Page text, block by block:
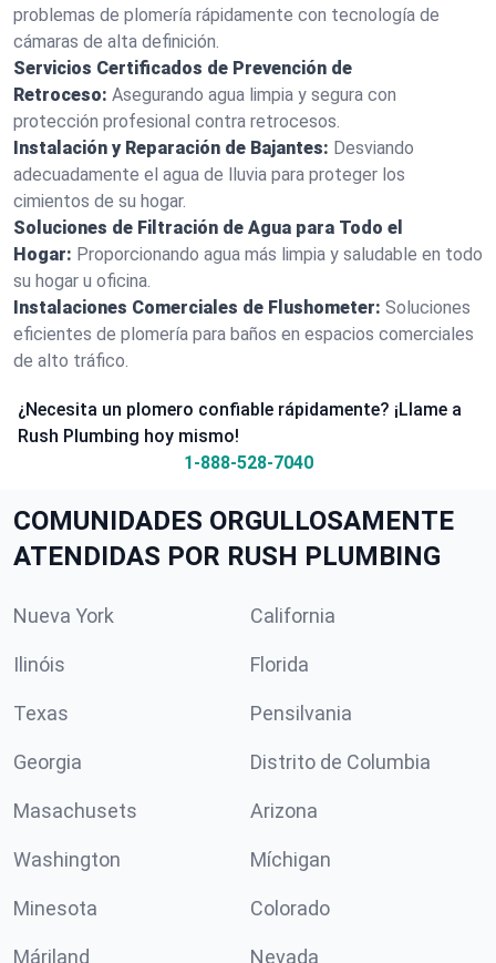
problemas de plomería rápidamente con tecnología de
cámaras de alta definición.
Servicios Certificados de Prevención de
Retroceso: Asegurando agua limpia y segura con
protección profesional contra retrocesos.
Instalación y Reparación de Bajantes: Desviando
adecuadamente el agua de lluvia para proteger los
cimientos de su hogar.
Soluciones de Filtración de Agua para Todo el
Hogar: Proporcionando agua más limpia y saludable en todo
su hogar u oficina.
Instalaciones Comerciales de Flushometer: Soluciones
eficientes de plomería para baños en espacios comerciales
de alto tráfico.
¿Necesita un plomero confiable rápidamente? ¡Llame a
Rush Plumbing hoy mismo!
1-888-528-7040
COMUNIDADES ORGULLOSAMENTE
ATENDIDAS POR RUSH PLUMBING
Nueva York California
Ilinóis Florida
Texas Pensilvania
Georgia Distrito de Columbia
Masachusets Arizona
Washington Míchigan
Minesota Colorado
Máriland Nevada